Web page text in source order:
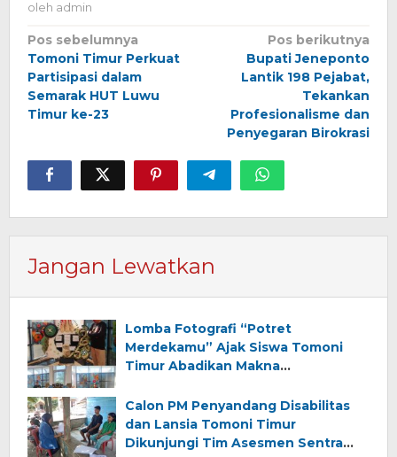
oleh admin
Navigasi
pos
Pos sebelumnya
Tomoni Timur Perkuat
Partisipasi dalam
Semarak HUT Luwu
Timur ke-23
Pos berikutnya
Bupati Jeneponto
Lantik 198 Pejabat,
Tekankan
Profesionalisme dan
Penyegaran Birokrasi
Jangan Lewatkan
Lomba Fotografi “Potret
Merdekamu” Ajak Siswa Tomoni
Timur Abadikan Makna
Calon PM Penyandang Disabilitas
dan Lansia Tomoni Timur
Dikunjungi Tim Asesmen Sentra